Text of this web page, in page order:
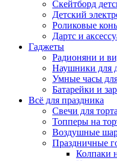
Скейтборд
Детский
Роликовые
Дартс и
Гаджеты
Радионяни и
Наушники для
Умные часы
Батарейки и
Всё для праздника
Свечи для торта
Топперы на
Воздушные
Праздничные
Колпаки